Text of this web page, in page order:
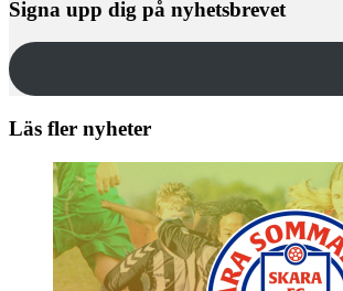
Signa upp dig på nyhetsbrevet
Läs fler nyheter